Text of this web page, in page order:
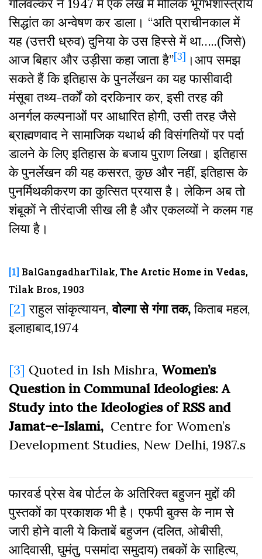
गोलवल्कर ने 1947 में एक लेख में मौलिक भूगर्भशास्त्रीय
सिद्धांत का अन्वेषण कर डाला। “अति प्राचीनकाल में
यह (उत्तरी ध्रुव) दुनिया के उस हिस्से में था…..(जिसे)
आज बिहार और उड़ीसा कहा जाता है”[3] ।आप समझ
सकते हैं कि इतिहास के पुनर्लेखन का यह फासीवादी
मंसूबा तथ्य-तर्कों को दरकिनार कर, इसी तरह की
अनर्गल कल्पनाओं पर आधारित होगी, उसी तरह जैसे
ब्राह्मणवाद ने सामाजिक यथार्थ की विसंगतियों पर पर्दा
डालने के लिए इतिहास के बजाय पुराण लिखा। इतिहास
के पुनर्लेखन की यह कसरत, कुछ और नहीं, इतिहास के
पुनर्मिथकीकरण का कुत्सित प्रयास है। लेकिन अब तो
शंबूकों ने तीरंदाजी सीख ली है और एकलव्यों ने कलम गह
लिया है।
[1] BalGangadharTilak, The Arctic Home in Vedas,
Tilak Bros, 1903
[2] राहुल सांकृत्यायन,वोल्गा से गंगा तक,किताब महल,
इलाहाबाद,1974
[3] Quoted in Ish Mishra, Women’s
Question in Communal Ideologies: A
Study into the Ideologies of RSS and
Jamat-e-Islami, Centre for Women’s
Development Studies, New Delhi, 1987.s
फारवर्ड प्रेस वेब पोर्टल के अतिरिक्‍त बहुजन मुद्दों की
पुस्‍तकों का प्रकाशक भी है। एफपी बुक्‍स के नाम से
जारी होने वाली ये किताबें बहुजन (दलित, ओबीसी,
आदिवासी, घुमंतु, पसमांदा समुदाय) तबकों के साहित्‍य,